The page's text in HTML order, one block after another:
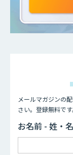
メールマガジンの
さい。登録無料です
お名前 - 姓・名